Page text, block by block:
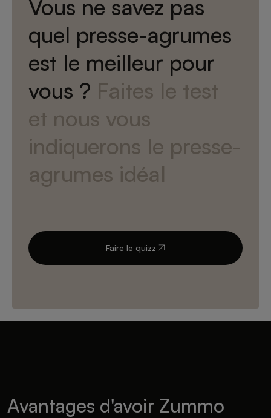
Vous ne savez pas
quel presse-agrumes
est le meilleur pour
vous ? Faites le test
et nous vous
indiquerons le presse-
agrumes idéal
Faire le quizz
Avantages d'avoir Zummo